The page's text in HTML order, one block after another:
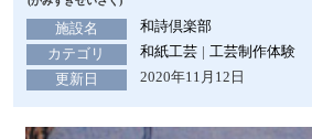
施設名
和詩倶楽部
カテゴリ
和紙工芸
工芸制作体験
更新日
2020年11月12日